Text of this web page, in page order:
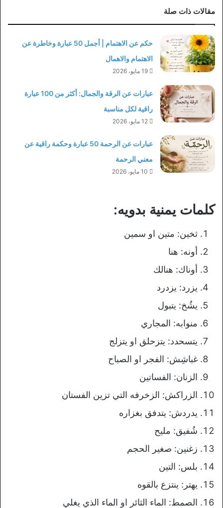
مقالات ذات صلة
حكم عن الاهتمام | أجمل 50 عبارة وخاطرة عن
الاهتمام والاهمال
19 مايو، 2026
عبارات عن الرقة والجمال: أكثر من 100 عبارة
راقية لكل مناسبة
12 مايو، 2026
عبارات عن الرحمة 50 عبارة وحكمة راقية عن
معني الرحمة
10 مايو، 2026
كلمات يمنية بدويه:
ثخين: متين او سمين
أونه: هنا
أوناك: هنالك
يزرد: يزدرد
يشُخ: يتبول
منوابه: المجاري
يتسحدد: يتزحلق او يتزلج
غباشِش: الفجر او الصباح
الزنان: الفساتين
الزراكش: الزخرفه التي تزين الفستان
يدردش: يتدفق بغزاره
شُفيق: مليح
زغنين: صغير الحجم
بلس: التين
يهتر: ينتزع بالقوه
الصمط: الماء الثائر او الماء الذي يغلي